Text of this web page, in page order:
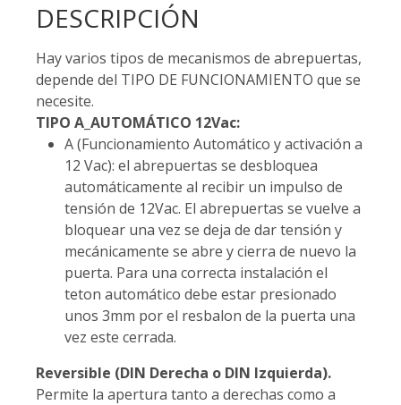
DESCRIPCIÓN
Hay varios tipos de mecanismos de abrepuertas,
depende del TIPO DE FUNCIONAMIENTO que se
necesite.
TIPO A_AUTOMÁTICO 12Vac:
A (Funcionamiento Automático y activación a
12 Vac): el abrepuertas se desbloquea
automáticamente al recibir un impulso de
tensión de 12Vac. El abrepuertas se vuelve a
bloquear una vez se deja de dar tensión y
mecánicamente se abre y cierra de nuevo la
puerta. Para una correcta instalación el
teton automático debe estar presionado
unos 3mm por el resbalon de la puerta una
vez este cerrada.
Reversible (DIN Derecha o DIN Izquierda).
Permite la apertura tanto a derechas como a